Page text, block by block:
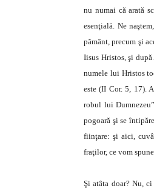
nu numai că arată
esenţială. Ne
pământ, precum şi
Iisus Hristos, şi după
numele lui Hristos
este (II Cor. 5, 17).
robul lui
pogoară şi se
fiinţare: şi aici,
fraţilor, ce vom
Şi atâta doar? Nu,